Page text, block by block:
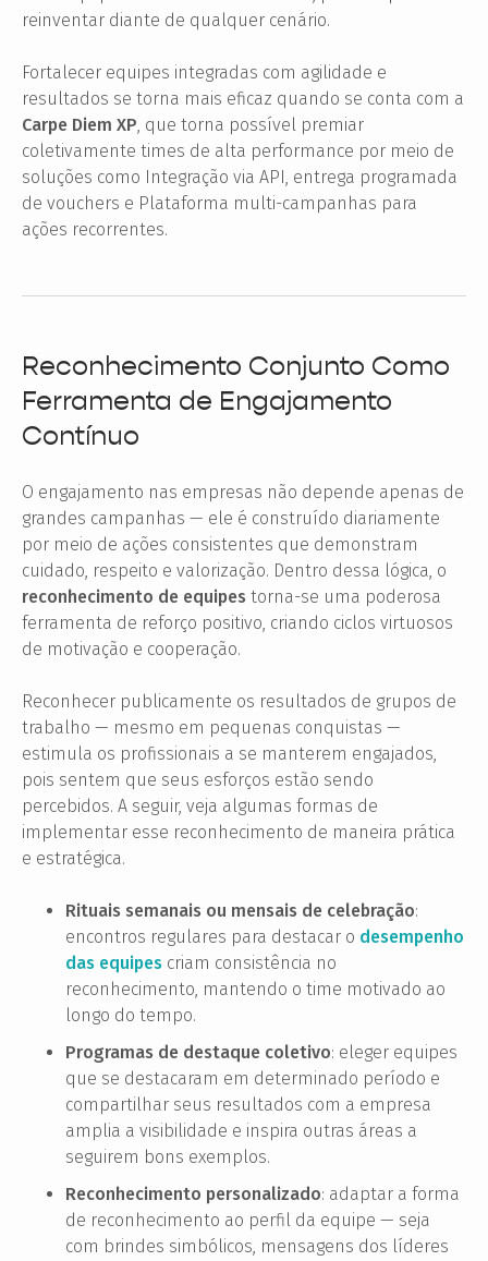
reinventar diante de qualquer cenário.
Fortalecer equipes integradas com agilidade e
resultados se torna mais eficaz quando se conta com a
Carpe Diem XP, que torna possível premiar
coletivamente times de alta performance por meio de
soluções como Integração via API, entrega programada
de vouchers e Plataforma multi-campanhas para
ações recorrentes.
Reconhecimento Conjunto Como
Ferramenta de Engajamento
Contínuo
O engajamento nas empresas não depende apenas de
grandes campanhas — ele é construído diariamente
por meio de ações consistentes que demonstram
cuidado, respeito e valorização. Dentro dessa lógica, o
reconhecimento de equipes torna-se uma poderosa
ferramenta de reforço positivo, criando ciclos virtuosos
de motivação e cooperação.
Reconhecer publicamente os resultados de grupos de
trabalho — mesmo em pequenas conquistas —
estimula os profissionais a se manterem engajados,
pois sentem que seus esforços estão sendo
percebidos. A seguir, veja algumas formas de
implementar esse reconhecimento de maneira prática
e estratégica.
Rituais semanais ou mensais de celebração:
encontros regulares para destacar o desempenho
das equipes criam consistência no
reconhecimento, mantendo o time motivado ao
longo do tempo.
Programas de destaque coletivo: eleger equipes
que se destacaram em determinado período e
compartilhar seus resultados com a empresa
amplia a visibilidade e inspira outras áreas a
seguirem bons exemplos.
Reconhecimento personalizado: adaptar a forma
de reconhecimento ao perfil da equipe — seja
com brindes simbólicos, mensagens dos líderes